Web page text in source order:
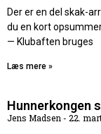
Der er en del skak-
du en kort
— Klubaften bruges
Læs mere »
Hunnerkongen
Jens Madsen
22.